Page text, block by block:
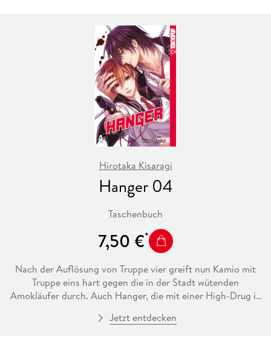
Hirotaka Kisaragi
Hanger 04
Taschenbuch
7,50 €
Nach der Auflösung von Truppe vier greift nun Kamio mit
Truppe eins hart gegen die in der Stadt wütenden
Amokläufer durch. Auch Hanger, die mit einer High-Drug in
Währenddessen erstellen Hajime, Onukita und Zemu einen
Jetzt entdecken